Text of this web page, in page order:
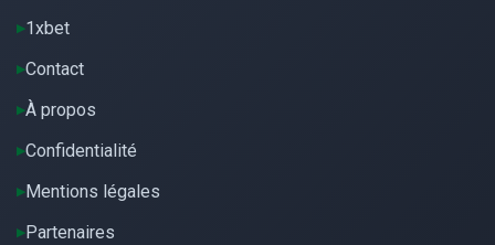
1xbet
Contact
À propos
Confidentialité
Mentions légales
Partenaires